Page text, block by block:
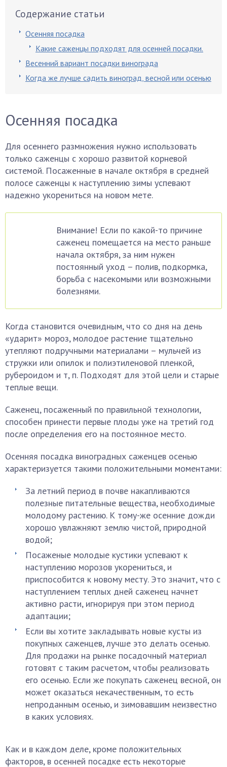
Содержание статьи
Осенняя посадка
Какие саженцы подходят для осенней посадки.
Весенний вариант посадки винограда
Когда же лучше садить виноград, весной или осенью
Осенняя посадка
Для осеннего размножения нужно использовать
только саженцы с хорошо развитой корневой
системой. Посаженные в начале октября в средней
полосе саженцы к наступлению зимы успевают
надежно укорениться на новом мете.
Внимание! Если по какой-то причине
саженец помещается на место раньше
начала октября, за ним нужен
постоянный уход – полив, подкормка,
борьба с насекомыми или возможными
болезнями.
Когда становится очевидным, что со дня на день
«ударит» мороз, молодое растение тщательно
утепляют подручными материалами – мульчей из
стружки или опилок и полиэтиленовой пленкой,
рубероидом и т, п. Подходят для этой цели и старые
теплые вещи.
Саженец, посаженный по правильной технологии,
способен принести первые плоды уже на третий год
после определения его на постоянное место.
Осенняя посадка виноградных саженцев осенью
характеризуется такими положительными моментами:
За летний период в почве накапливаются
полезные питательные вещества, необходимые
молодому растению. К тому-же осенние дожди
хорошо увлажняют землю чистой, природной
водой;
Посаженые молодые кустики успевают к
наступлению морозов укорениться, и
приспособится к новому месту. Это значит, что с
наступлением теплых дней саженец начнет
активно расти, игнорируя при этом период
адаптации;
Если вы хотите закладывать новые кусты из
покупных саженцев, лучше это делать осенью.
Для продажи на рынке посадочный материал
готовят с таким расчетом, чтобы реализовать
его осенью. Если же покупать саженец весной, он
может оказаться некачественным, то есть
непроданным осенью, и зимовавшим неизвестно
в каких условиях.
Как и в каждом деле, кроме положительных
факторов, в осенней посадке есть некоторые